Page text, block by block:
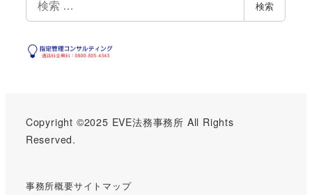
索
検索
Copyright ©2025 EVE法務事務所 All Rights
Reserved.
事務所概要サイトマップ